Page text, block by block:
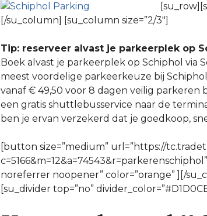
[/su_column] [su_column size=”2/3″]
Tip: reserveer alvast je parkeerplek op
Boek alvast je parkeerplek op Schiphol via
meest voordelige parkeerkeuze bij
vanaf € 49,50 voor 8 dagen veilig parkeren
een gratis shuttlebusservice naar de
ben je ervan verzekerd dat je goedkoop,
[button size=”medium” url=”https://
noreferrer noopener” color=”orange” ][/
[su_divider top=”no”